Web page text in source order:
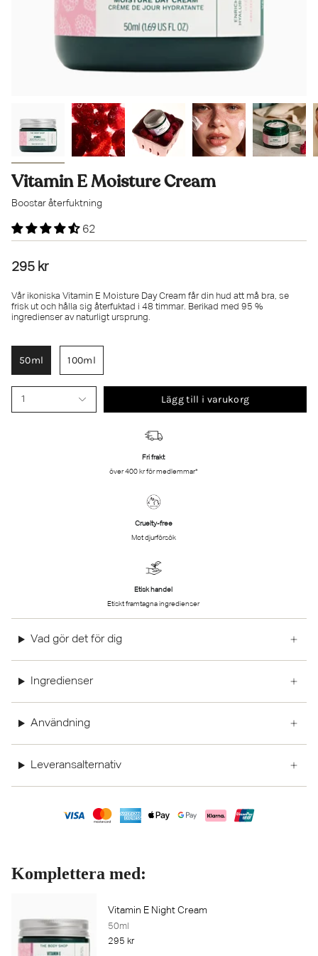
Vitamin E Moisture Cream
Boostar återfuktning
62
295 kr
Vår ikoniska Vitamin E Moisture Day Cream får din hud att må bra, se
frisk ut och hålla sig återfuktad i 48 timmar. Berikad med 95 %
ingredienser av naturligt ursprung.
50ml 100ml
1 Lägg till i varukorg
Fri frakt
över 400 kr för medlemmar*
Cruelty-free
Mot djurförsök
Etisk handel
Etiskt framtagna ingredienser
Vad gör det för dig
Ingredienser
Användning
Leveransalternativ
Komplettera med:
Vitamin E Night Cream
50ml
295 kr